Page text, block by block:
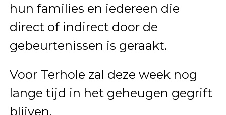
hun families en iedereen die
direct of indirect door de
gebeurtenissen is geraakt.
Voor Terhole zal deze week nog
lange tijd in het geheugen gegrift
blijven.